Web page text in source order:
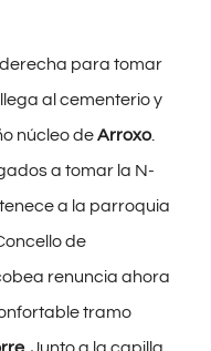
para tomar
al cementerio y
núcleo deArroxo.
a tomar la N-
a la parroquia
de
renuncia ahora
tramo